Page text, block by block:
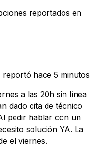
reportados en
reportó hace 5 minutos
a las 20h sin línea
dado cita de técnico
pedir hablar con un
solución YA. La
el viernes.